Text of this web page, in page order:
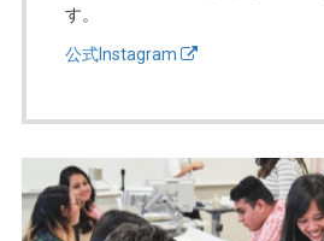
す。
公式Instagram